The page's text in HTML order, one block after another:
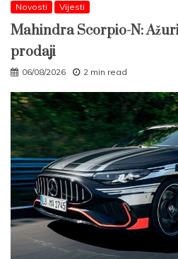
Novosti Vijesti
Mahindra Scorpio-N:
prodaji
06/08/2026 2 min read